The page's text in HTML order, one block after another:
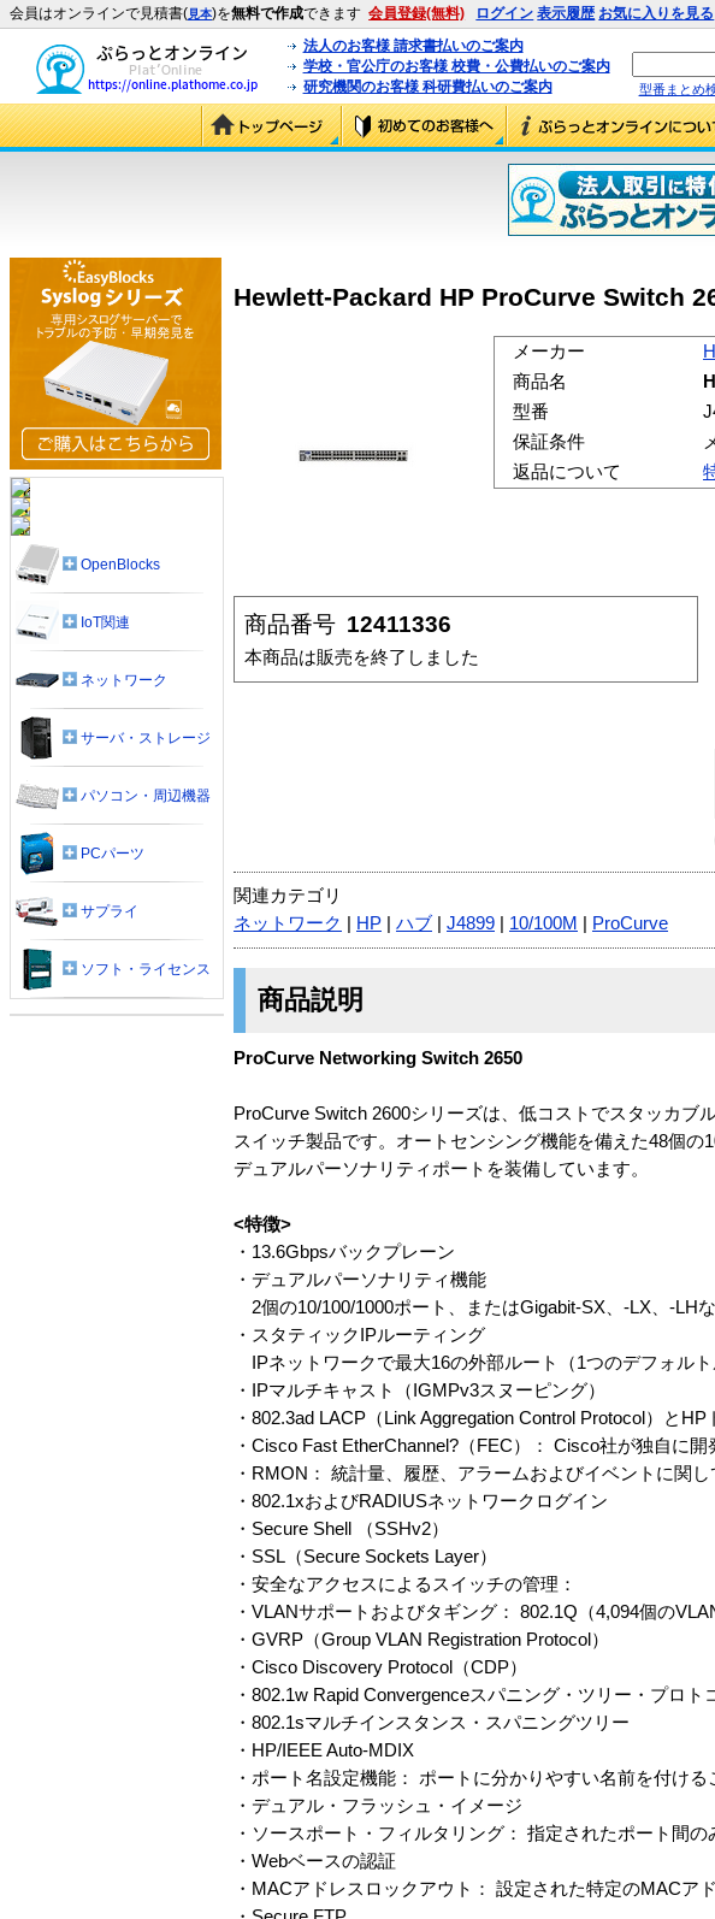
会員はオンラインで見積書(見本)を無料で作成できます 会員登録(無料) ログイン 表示履歴 お気に入りを見る
法人のお客様 請求書払いのご案内
学校・官公庁のお客様 校費・公費払いのご案内
研究機関のお客様 科研費払いのご案内
型番まとめ
Hewlett-Packard HP ProCurve Switch
メーカー
商品名
型番
保証条件
返品について
商品番号 12411336
本商品は販売を終了しました
関連カテゴリ
ネットワーク
HP ハブ J4899 10/100M ProCurve
商品説明
ProCurve Networking Switch 2650
ProCurve Switch 2600シリーズは、低コストでスタッカ
スイッチ製品です。オートセンシング機能を備えた48個
デュアルパーソナリティポートを装備しています。
<特徴>
・13.6Gbpsバックプレーン
・デュアルパーソナリティ機能
2個の10/100/1000ポート、またはGigabit-SX、-LX、-LH
・スタティックIPルーティング
IPネットワークで最大16の外部ルート（1つのデフォル
・IPマルチキャスト（IGMPv3スヌーピング）
・802.3ad LACP（Link Aggregation Control Protocol）と
・Cisco Fast EtherChannel?（FEC）： Cisco社が独自に
・RMON： 統計量、履歴、アラームおよびイベントに関
・802.1xおよびRADIUSネットワークログイン
・Secure Shell （SSHv2）
・SSL（Secure Sockets Layer）
・安全なアクセスによるスイッチの管理：
・VLANサポートおよびタギング： 802.1Q（4,094個の
・GVRP（Group VLAN Registration Protocol）
・Cisco Discovery Protocol（CDP）
・802.1w Rapid Convergenceスパニング・ツリー・プロト
・802.1sマルチインスタンス・スパニングツリー
・HP/IEEE Auto-MDIX
・ポート名設定機能： ポートに分かりやすい名前を付ける
・デュアル・フラッシュ・イメージ
・ソースポート・フィルタリング： 指定されたポート間の
・Webベースの認証
・MACアドレスロックアウト： 設定された特定のMACア
OpenBlocks
IoT関連
ネットワーク
サーバ・ストレージ
パソコン・周辺機器
PCパーツ
サプライ
ソフト・ライセンス